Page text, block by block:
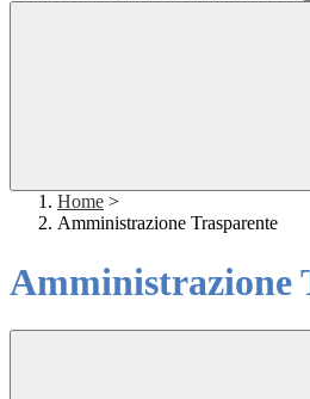
Home >
Amministrazione Trasparente
Amministrazione